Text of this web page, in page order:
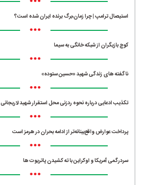
استیصال ترامپ | چرا زمان،برگ برنده ایران شده است؟
•••
کوچ بازیگران از شبکه خانگی به سیما
•••
ناگفته های زندگی شهید «حسین ستوده»
•••
تکذیب ادعایی درباره نحوه ردزنی محل استقرار شهید لاریجانی
•••
پرداخت عوارض واقع‌بینانه‌تر از ادامه بحران در هرمز است
•••
سردرگمی آمریکا و اوکراین با ته کشیدن پاتریوت ها
•••